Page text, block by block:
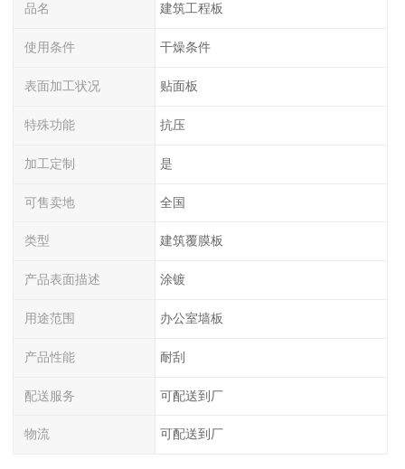
品名 建筑工程板
使用条件 干燥条件
表面加工状况 贴面板
特殊功能 抗压
加工定制 是
可售卖地 全国
类型 建筑覆膜板
产品表面描述 涂镀
用途范围 办公室墙板
产品性能 耐刮
配送服务 可配送到厂
物流 可配送到厂